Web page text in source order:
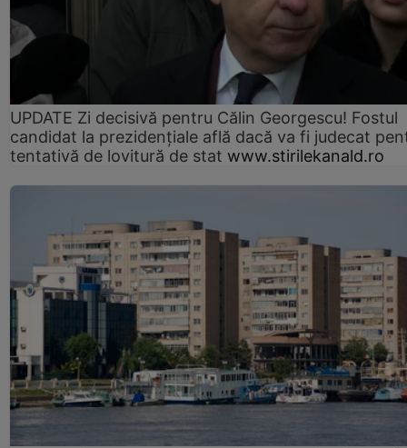
UPDATE Zi decisivă pentru Călin Georgescu! Fostul
candidat la prezidențiale află dacă va fi judecat
tentativă de lovitură de stat www.stirilekanald.ro